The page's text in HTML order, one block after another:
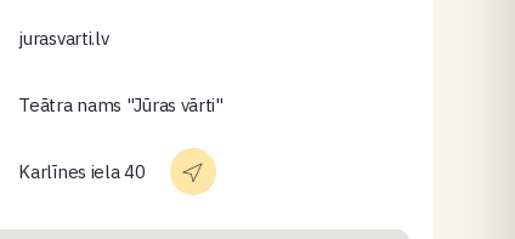
jurasvarti.lv
Teātra nams "Jūras vārti"
Karlīnes iela 40